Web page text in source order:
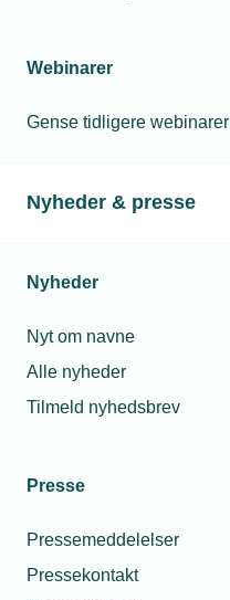
Webinarer
Gense tidligere webinarer
Nyheder & presse
Nyheder
Nyt om navne
Alle nyheder
Tilmeld nyhedsbrev
Presse
Pressemeddelelser
Pressekontakt